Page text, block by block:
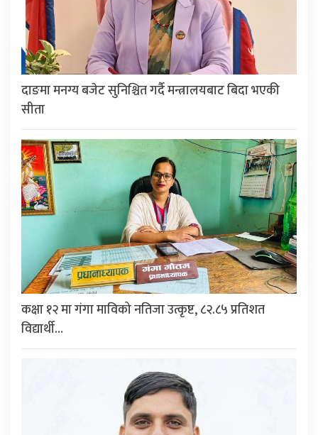
दाङमा मनग्य बजेट सुनिश्चित गर्दै मन्त्रालयबाट बिदा भएकी
सीता
कक्षा १२ मा गंगा माविको नतिजा उत्कृष्ट, ८२.८५ प्रतिशत
विद्यार्थी…